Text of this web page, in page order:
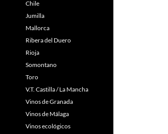
Chile
Jumilla
Mallorca
Ribera del Duero
Rioja
Somontano
Toro
V.T. Castilla / La Mancha
Vinos de Granada
Vinos de Málaga
Vinos ecológicos